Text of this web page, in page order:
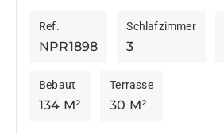
sorgfältig renovierte...
NPR1898
Ref.
3
Schlafzimmer
134 M²
Bebaut
30 M²
Terrasse